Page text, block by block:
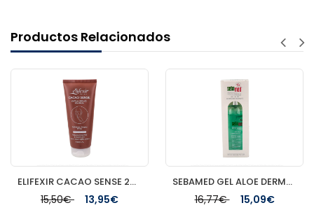
Productos Relacionados
ELIFEXIR CACAO SENSE 200 ML EXFOLIANTE
15,50€ 13,95€
SEBAMED GEL ALOE DERMOHIDRATANTE 200 ML
16,77€ 15,09€